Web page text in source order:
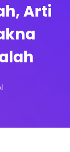
Arti